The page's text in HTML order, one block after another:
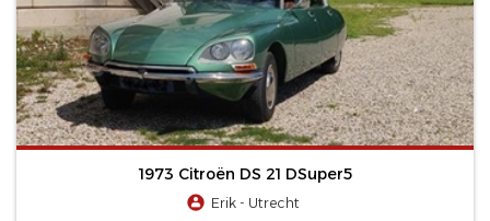
1973 Citroën DS 21 DSuper5
Erik - Utrecht